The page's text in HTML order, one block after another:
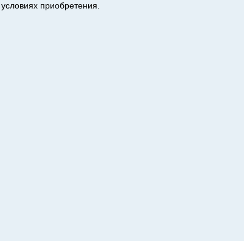
приобретения.